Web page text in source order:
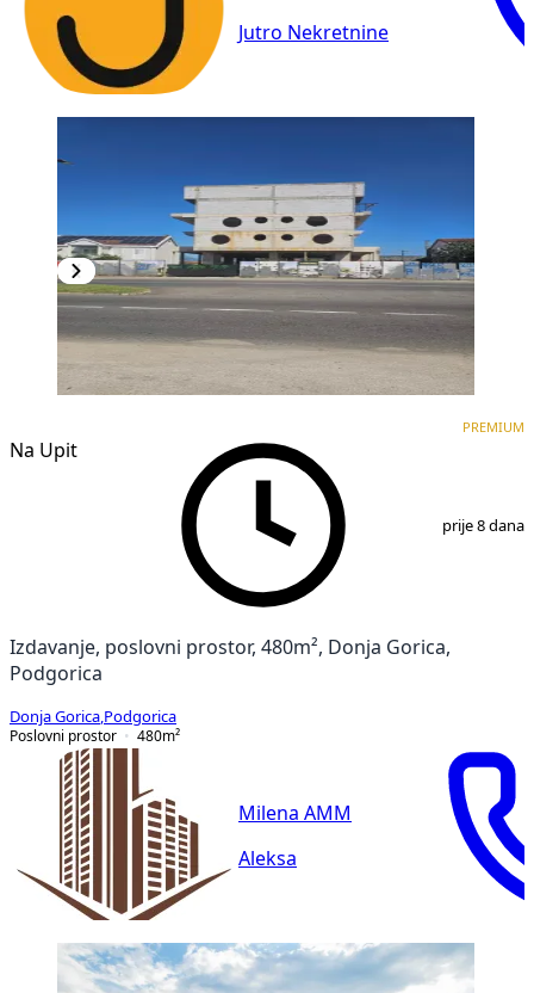
Jutro Nekretnine
Na Upit
PREMIUM
prije 8 dana
Izdavanje, poslovni prostor, 480m², Donja Gorica,
Podgorica
Donja Gorica Podgorica
Poslovni prostor
480m²
Milena AMM
Aleksa